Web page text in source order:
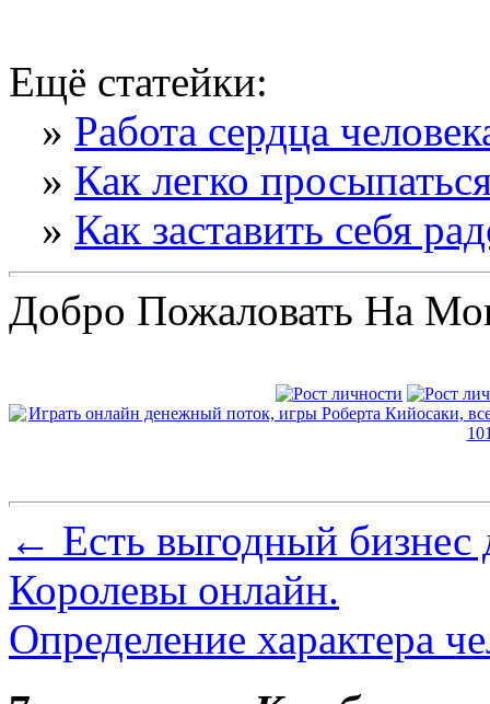
Ещё статейки:
» Работа сердца
» Как легко
» Как заставить себя
Добро Пожаловать На
← Есть выгодный
Королевы онлайн.
Определение характера